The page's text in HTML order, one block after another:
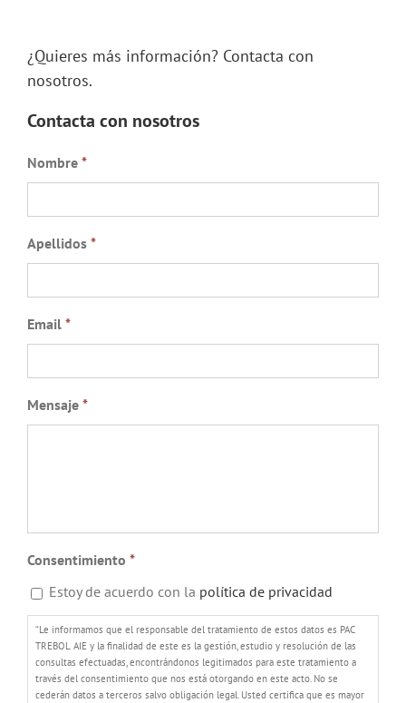
¿Quieres más información? Contacta con
nosotros.
Contacta con nosotros
Nombre *
Apellidos *
Email *
Mensaje *
Consentimiento *
Estoy de acuerdo con la política de privacidad
“Le informamos que el responsable del tratamiento de estos datos es PAC
TREBOL AIE y la finalidad de este es la gestión, estudio y resolución de las
consultas efectuadas, encontrándonos legitimados para este tratamiento a
través del consentimiento que nos está otorgando en este acto. No se
cederán datos a terceros salvo obligación legal. Usted certifica que es mayor